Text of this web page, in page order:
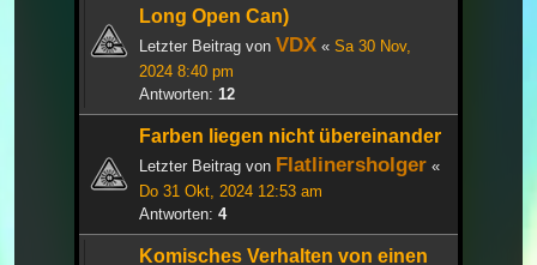
Long Open Can)
Letzter Beitrag von VDX « Sa 30 Nov,
2024 8:40 pm
Antworten: 12
Farben liegen nicht übereinander
Letzter Beitrag von Flatlinersholger «
Do 31 Okt, 2024 12:53 am
Antworten: 4
Komisches Verhalten von einen